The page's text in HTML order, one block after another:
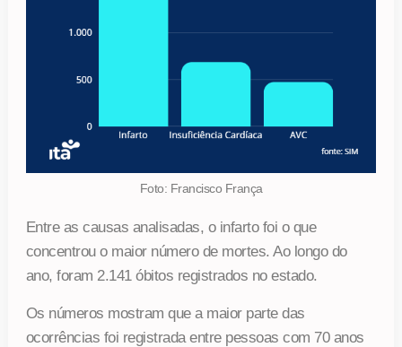
Foto: Francisco França
Entre as causas analisadas, o infarto foi o que
concentrou o maior número de mortes. Ao longo do
ano, foram 2.141 óbitos registrados no estado.
Os números mostram que a maior parte das
ocorrências foi registrada entre pessoas com 70 anos